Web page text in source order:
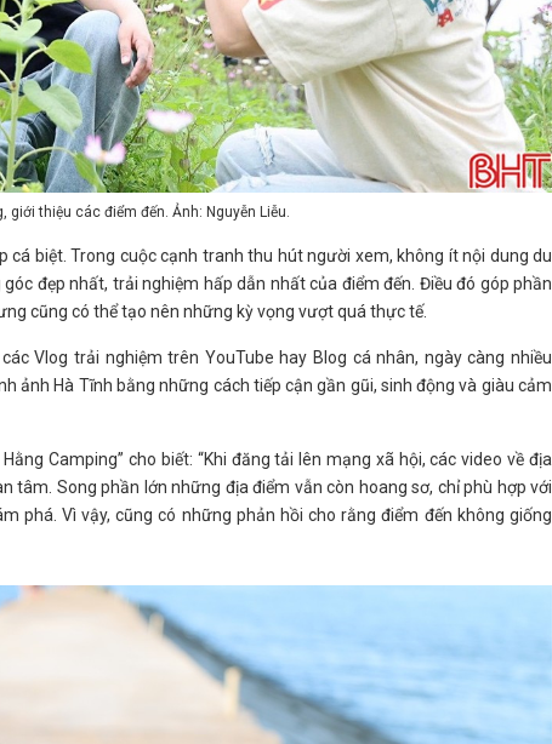
thiệu các điểm đến. Ảnh: Nguyễn Liễu.
cá biệt. Trong cuộc cạnh tranh thu hút người xem, không ít nội dung du
đẹp nhất, trải nghiệm hấp dẫn nhất của điểm đến. Điều đó góp phần
cũng có thể tạo nên những kỳ vọng vượt quá thực tế.
Vlog trải nghiệm trên YouTube hay Blog cá nhân, ngày càng nhiều
ảnh Hà Tĩnh bằng những cách tiếp cận gần gũi, sinh động và giàu cảm
Camping” cho biết: “Khi đăng tải lên mạng xã hội, các video về địa
tâm. Song phần lớn những địa điểm vẫn còn hoang sơ, chỉ phù hợp với
phá. Vì vậy, cũng có những phản hồi cho rằng điểm đến không giống